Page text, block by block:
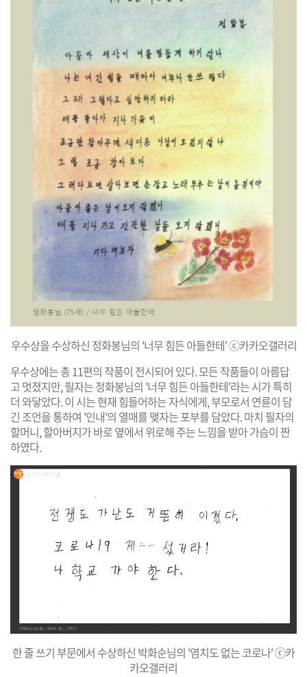
우수상을 수상하신 정화봉님의 '너무 힘든 아들한테' ⓒ카카오갤러리
우수상에는 총 11편의 작품이 전시되어 있다. 모든 작품들이 아름답
고 멋졌지만, 필자는 정화봉님의 '너무 힘든 아들한테'라는 시가 특히
더 와닿았다. 이 시는 현재 힘들어하는 자식에게, 부모로서 연륜이 담
긴 조언을 통하여 '인내'의 열매를 맺자는 포부를 담았다. 마치 필자의
할머니, 할아버지가 바로 옆에서 위로해 주는 느낌을 받아 가슴이 짠
하였다.
한 줄 쓰기 부문에서 수상하신 박화순님의 '염치도 없는 코로나' ⓒ카
카오갤러리